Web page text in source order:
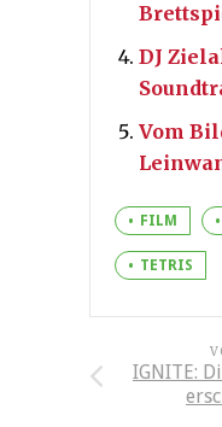
DJ
Vom
FILM
TETRIS
IGNITE: